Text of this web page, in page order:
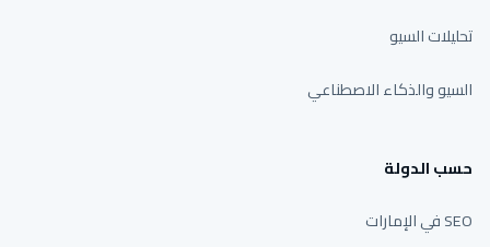
تحليلات السيو
السيو والذكاء الاصطناعي
حسب الدولة
SEO في الإمارات